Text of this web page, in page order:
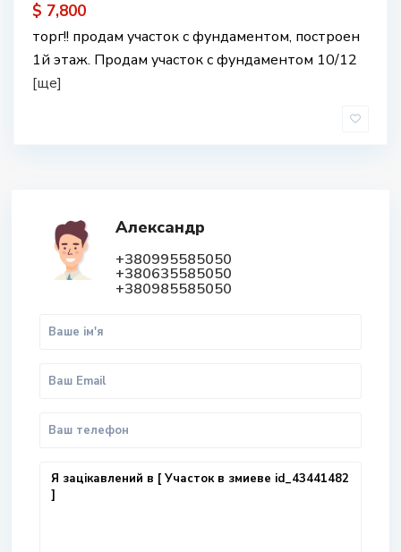
$ 7,800
торг!! продам участок с фундаментом, построен
1й этаж. Продам участок с фундаментом 10/12
[ще]
Александр
+380995585050
+380635585050
+380985585050